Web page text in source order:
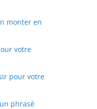
monter en
votre
pour votre
phrasé